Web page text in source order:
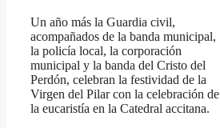
Un año más la Guardia civil,
acompañados de la banda municipal,
la policía local, la corporación
municipal y la banda del Cristo del
Perdón, celebran la festividad de la
Virgen del Pilar con la celebración de
la eucaristía en la Catedral accitana.